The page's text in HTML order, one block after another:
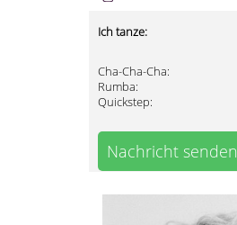
Ich tanze:
Cha-Cha-Cha:
Rumba:
Quickstep:
Nachricht senden